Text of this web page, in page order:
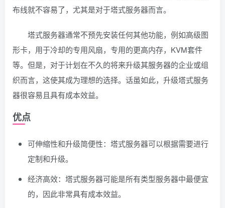
布线就不容易了，尤其是对于塔式服务器而言。
塔式服务器通常不预先安装任何其他功能，例如高级图
形卡，用于冷却的专用风扇，专用的更高内存，KVM套件
等。但是，对于计划在不久的将来升级其服务器的企业或组
织而言，这使其成为理想的选择。话虽如此，升级塔式服务
器很容易且具有成本效益。
优点
可伸缩性和升级简便性：塔式服务器可以根据需要进行
定制和升级。
经济高效：塔式服务器可能是所有类型服务器中最便宜
的，因此非常具有成本效益。